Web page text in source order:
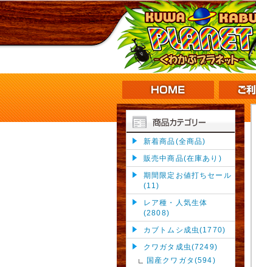
新着商品(全商品)
販売中商品(在庫あり)
期間限定お値打ちセール
(11)
レア種・人気生体
(2808)
カブトムシ成虫(1770)
クワガタ成虫(7249)
国産クワガタ(594)